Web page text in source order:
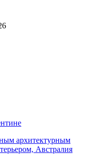
архитектурным
Австралия